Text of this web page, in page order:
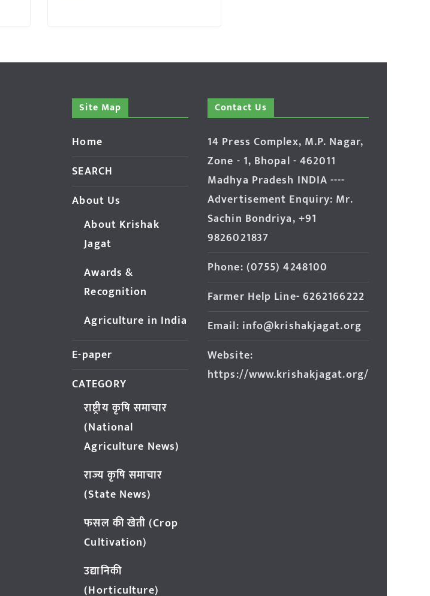
Site Map
Home
SEARCH
About Us
About Krishak
Jagat
Awards &
Recognition
Agriculture in India
E-paper
CATEGORY
राष्ट्रीय कृषि समाचार
(National
Agriculture News)
राज्य कृषि समाचार
(State News)
फसल की खेती (Crop
Cultivation)
उद्यानिकी
(Horticulture)
Contact Us
14 Press Complex, M.P. Nagar,
Zone - 1, Bhopal - 462011
Madhya Pradesh INDIA ----
Advertisement Enquiry: Mr.
Sachin Bondriya, +91
9826021837
Phone: (0755) 4248100
Farmer Help Line- 6262166222
Email: info@krishakjagat.org
Website:
https://www.krishakjagat.org/